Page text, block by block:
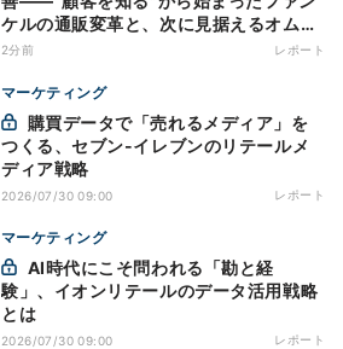
ケルの通販変革と、次に見据えるオムニ
チャネル
2分前 レポート
マーケティング
つくる、セブン-イレブンのリテールメ
ディア戦略
2026/07/30 09:00 レポート
マーケティング
験」、イオンリテールのデータ活用戦略
とは
2026/07/30 09:00 レポート